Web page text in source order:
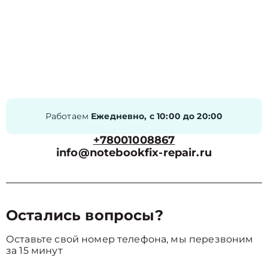
Работаем Ежедневно, с 10:00 до 20:00
+78001008867
info@notebookfix-repair.ru
Остались вопросы?
Оставьте свой номер телефона, мы перезвоним
за 15 минут